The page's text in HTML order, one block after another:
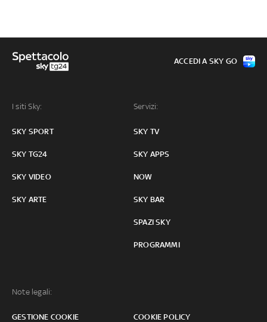
I siti Sky:
SKY SPORT
SKY TG24
SKY VIDEO
SKY ARTE
Servizi:
SKY TV
SKY APPS
NOW
SKY BAR
SPAZI SKY
PROGRAMMI
Note legali:
GESTIONE COOKIE COOKIE POLICY
ACCEDI A SKY GO